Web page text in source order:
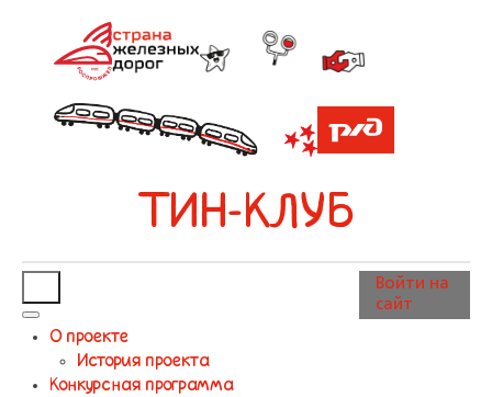
ТИН-КЛУБ
О проекте
История проекта
Конкурсная программа
Войти на
сайт